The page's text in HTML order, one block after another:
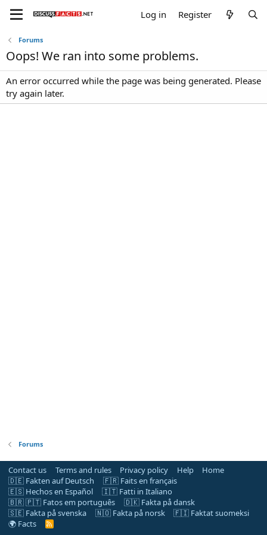
Log in Register
Forums
Oops! We ran into some problems.
An error occurred while the page was being generated. Please
try again later.
Forums
Contact us Terms and rules Privacy policy Help
Home
🇩🇪 Fakten auf Deutsch
🇫🇷 Faits en français
🇪🇸 Hechos en Español
🇮🇹 Fatti in Italiano
🇧🇷 🇵🇹 Fatos em português
🇩🇰 Fakta på dansk
🇸🇪 Fakta på svenska
🇳🇴 Fakta på norsk
🇫🇮 Faktat suomeksi
🌍 Facts
R